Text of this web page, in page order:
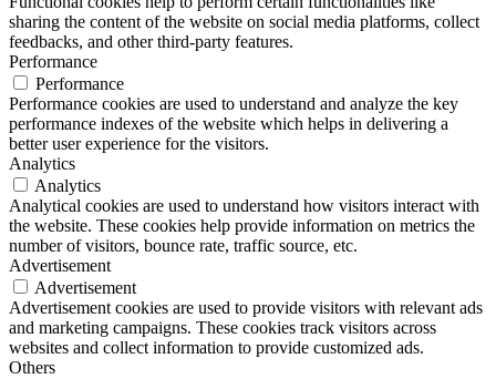
sharing the content of the website on social media platforms, collect
feedbacks, and other third-party features.
Performance
Performance
Performance cookies are used to understand and analyze the key
performance indexes of the website which helps in delivering a
better user experience for the visitors.
Analytics
Analytics
Analytical cookies are used to understand how visitors interact with
the website. These cookies help provide information on metrics the
number of visitors, bounce rate, traffic source, etc.
Advertisement
Advertisement
Advertisement cookies are used to provide visitors with relevant ads
and marketing campaigns. These cookies track visitors across
websites and collect information to provide customized ads.
Others